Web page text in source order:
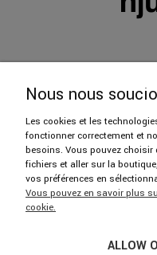
Nous sommes ouverts
Nous nous
Les cookies et les
fonctionner correctement et
besoins. Vous pouvez
fichiers et aller sur la
vos préférences en
Vous pouvez en savoir plus
cookie.
ALLOW